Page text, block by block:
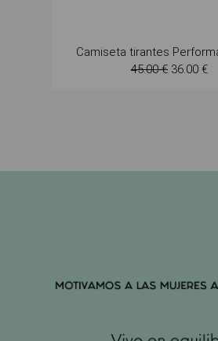
Camiseta tirantes
45.00 € 36.00 €